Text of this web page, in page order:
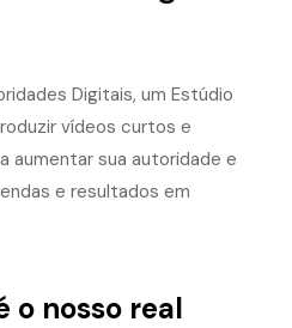
o nosso real